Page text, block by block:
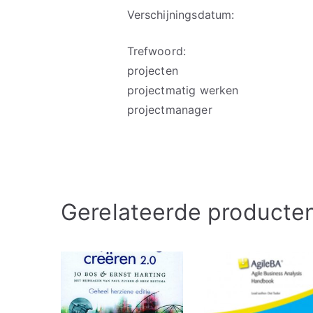
Verschijningsdatum:
Trefwoord:
projecten
projectmatig werken
projectmanager
Gerelateerde